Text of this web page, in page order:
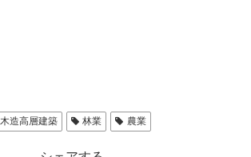
木造高層建築 林業 農業